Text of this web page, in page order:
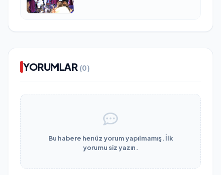
YORUMLAR (0)
Bu habere henüz yorum yapılmamış. İlk
yorumu siz yazın.